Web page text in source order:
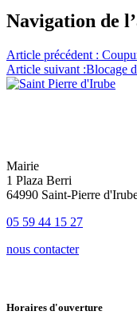
Navigation de
Article précédent :
Article suivant :Blocage
Mairie
1 Plaza Berri
64990 Saint-Pierre
05 59 44 15 27
nous contacter
Horaires d'ouverture